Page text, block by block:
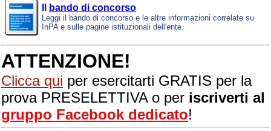
bando di concorso
Leggi il bando di concorso e le altre informazioni correlate su
InPA e sulle pagine istituzionali dell'ente.
ATTENZIONE!
Clicca qui per esercitarti GRATIS per la
prova PRESELETTIVA o per iscriverti al
gruppo Facebook dedicato!